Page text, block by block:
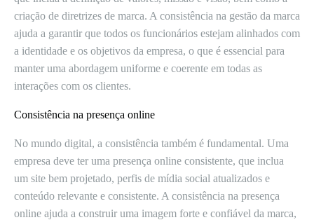
criação de diretrizes de marca. A consistência na gestão da marca
ajuda a garantir que todos os funcionários estejam alinhados com
a identidade e os objetivos da empresa, o que é essencial para
manter uma abordagem uniforme e coerente em todas as
interações com os clientes.
Consistência na presença online
No mundo digital, a consistência também é fundamental. Uma
empresa deve ter uma presença online consistente, que inclua
um site bem projetado, perfis de mídia social atualizados e
conteúdo relevante e consistente. A consistência na presença
online ajuda a construir uma imagem forte e confiável da marca,